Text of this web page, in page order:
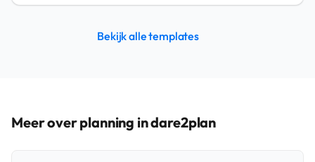
Bekijk alle templates
Meer over planning in dare2plan